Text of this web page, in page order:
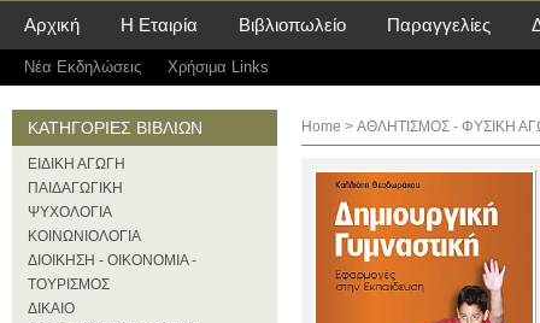
Αρχική Η Εταιρία Βιβλιοπωλείο Παραγγελίες
Νέα Eκδηλώσεις Χρήσιμα Links
ΚΑΤΗΓΟΡΙΕΣ ΒΙΒΛΙΩΝ
ΕΙΔΙΚΗ ΑΓΩΓΗ
ΠΑΙΔΑΓΩΓΙΚΗ
ΨΥΧΟΛΟΓΙΑ
ΚΟΙΝΩΝΙΟΛΟΓΙΑ
ΔΙΟΙΚΗΣΗ - ΟΙΚΟΝΟΜΙΑ -
ΤΟΥΡΙΣΜΟΣ
ΔΙΚΑΙΟ
Home > ΑΘΛΗΤΙΣΜΟΣ - ΦΥΣΙΚΗ